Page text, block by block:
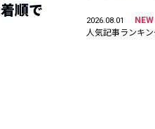
順で
2026.08.01
NEW
人気記事ランキ